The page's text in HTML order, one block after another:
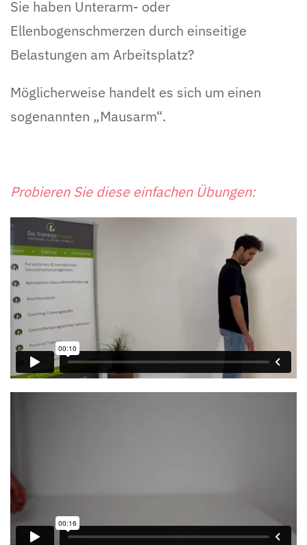
Sie haben Unterarm- oder
Ellenbogenschmerzen durch einseitige
Belastungen am Arbeitsplatz?
Möglicherweise handelt es sich um einen
sogenannten „Mausarm“.
Probieren Sie diese einfachen Übungen: